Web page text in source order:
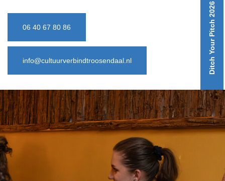
Ditch Your Pitch 2026
06 40 67 80 86
info@cultuurverbindtroosendaal.nl